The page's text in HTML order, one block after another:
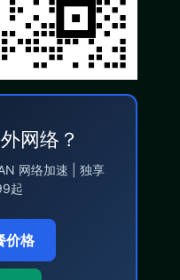
网络？
网络加速 | 独享
起
价格